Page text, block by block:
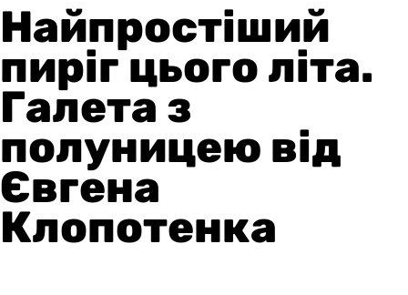
Найпростіший
пиріг цього літа.
Галета з
полуницею від
Євгена
Клопотенка